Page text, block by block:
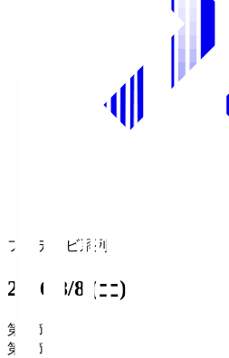
フジテレビ系列
2026/8/8 (土)
第1節
第1節